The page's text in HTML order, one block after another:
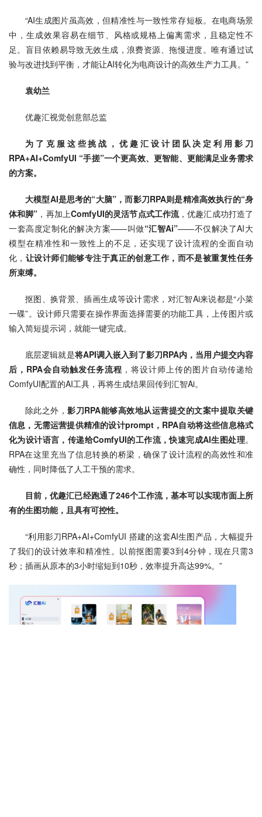
“AI生成图片虽高效，但精准性与一致性常存短板。在电商场景
中，生成效果容易在细节、风格或规格上偏离需求，且稳定性不
足。盲目依赖易导致无效生成，浪费资源、拖慢进度。唯有通过试
验与改进找到平衡，才能让AI转化为电商设计的高效生产力工具。”
袁幼兰
优趣汇视觉创意部总监
为了克服这些挑战，优趣汇设计团队决 定利用影刀
RPA+AI+ComfyUI “手搓”一个更高效、更智能、更能满足业务需求
的方案。
大模型AI是思考的“大脑”，而影刀RPA则是精准高效执行的“身
体和脚” ，再加上ComfyUI的灵活节点式工作流，优趣汇成功打造了
一套高度定制化的解决方案——叫做“汇智Ai”——不仅解决了AI大
模型在精准性和一致性上的不足，还实现了设计流程的全面自动
化， 让设计师们能够专注于真正的创意工作，而不是被重复性任务
所束缚。
抠图、换背景、插画生成等设计需求，对汇智Ai来说都是“小菜
一碟”。设计师只需要在操作界面选择需要的功能工具，上传图片或
输入简短提示词，就能一键完成。
底层逻辑就是将API调入嵌入到了影刀RPA内，当用户提交内容
后，RPA会自动触发任务流程 ，将设计师上传的图片自动传递给
ComfyUI配置的AI工具，再将生成结果回传到汇智Ai。
除此之外，影刀RPA能够高效地从运营提交的文案中提取关键
信息，无需运营提供精准的设计prompt，RPA自动将这些信息格式
化为设计语言，传递给ComfyUI的工作流，快速完成AI生图处理。
RPA在这里充当了信息转换的桥梁，确保了设计流程的高效性和准
确性，同时降低了人工干预的需求。
目前，优趣汇已经跑通了246个工作流，基本可以实现市面上所
有的生图功能，且具有可控性。
“利用影刀RPA+AI+ComfyUI 搭建的这套AI生图产品，大幅提升
了我们的设计效率和精准性。以前抠图需要3到4分钟，现在只需3
秒；插画从原本的3小时缩短到10秒，效率提升高达99%。”